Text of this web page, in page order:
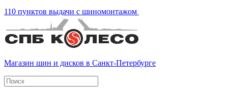
110 пунктов выдачи с шиномонтажом
Магазин шин и дисков в Санкт-Петербурге